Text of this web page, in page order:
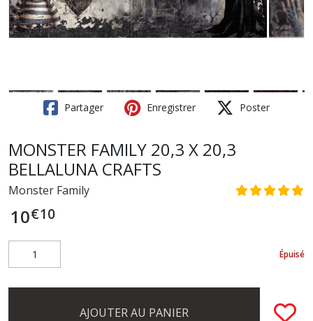
Partager Enregistrer Poster
MONSTER FAMILY 20,3 X 20,3
BELLALUNA CRAFTS
Monster Family
10€10
Épuisé
AJOUTER AU PANIER